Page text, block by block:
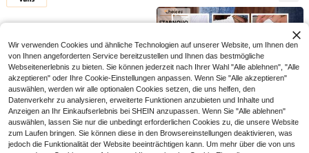
Ähnliche vorrätige Artikel anzeigen Alle ansehen
Wir verwenden Cookies und ähnliche Technologien auf unserer Website, um Ihnen den
von Ihnen angeforderten Service bereitzustellen und Ihnen das bestmögliche
Webseitenerlebnis zu bieten. Sie können jederzeit nach Ihrer Wahl "Alle ablehnen", "Alle
akzeptieren" oder Ihre Cookie-Einstellungen anpassen. Wenn Sie "Alle akzeptieren"
auswählen, werden wir alle optionalen Cookies setzen, die uns helfen, den
Datenverkehr zu analysieren, erweiterte Funktionen anzubieten und Inhalte und
Anzeigen an Ihr Einkaufserlebnis bei SHEIN anzupassen. Wenn Sie "Alle ablehnen"
auswählen, lassen Sie nur die unbedingt erforderlichen Cookies zu, die unsere Website
zum Laufen bringen. Sie können diese in den Browsereinstellungen deaktivieren, was
jedoch die Funktionalität der Website beeinträchtigen kann. Um mehr über die von uns